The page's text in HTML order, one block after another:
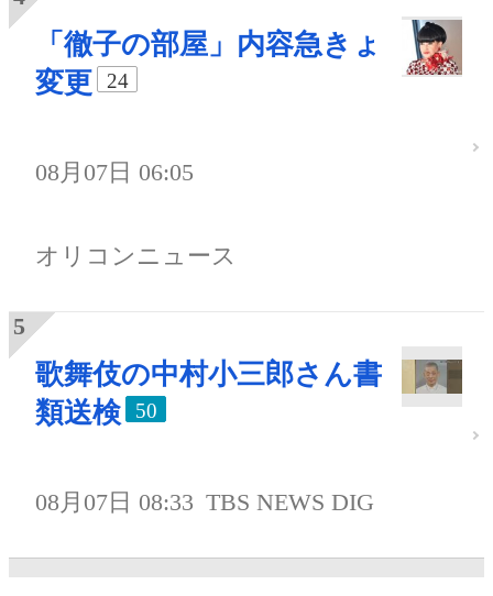
「徹子の部屋」内容急きょ
変更
24
08月07日 06:05
オリコンニュース
歌舞伎の中村小三郎さん書
類送検
50
08月07日 08:33 TBS NEWS DIG